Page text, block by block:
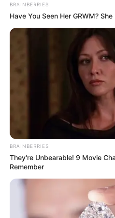
TEMAS RELACIONADOS
MEDICAMENTOS
CARLOS FERNANDO GALÁN
MANTÉNGASE EN
Tenemos
interesan.
favor, active las
ACTIVAR AHORA
BRAINBERRIES
Have You Seen Her GRWM?
BRAINBERRIES
They're Unbearable! 9 Movie
Remember